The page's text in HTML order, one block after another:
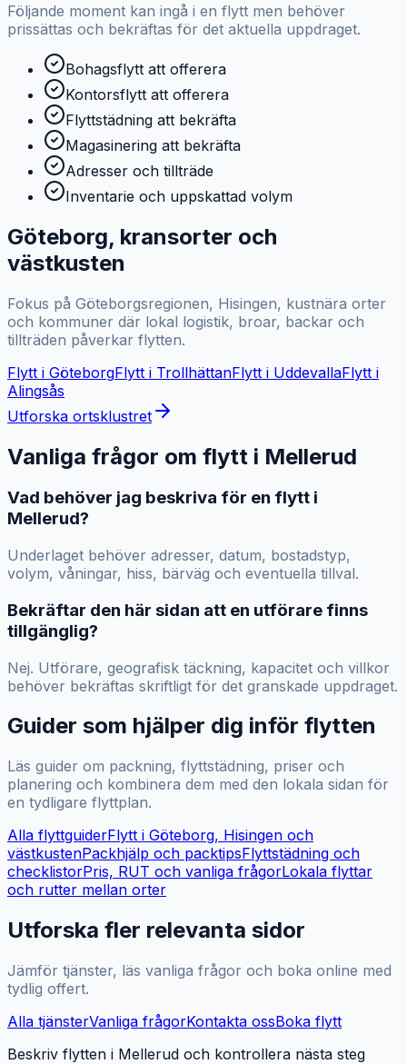
Följande moment kan ingå i en flytt men behöver
prissättas och bekräftas för det aktuella uppdraget.
Bohagsflytt att offerera
Kontorsflytt att offerera
Flyttstädning att bekräfta
Magasinering att bekräfta
Adresser och tillträde
Inventarie och uppskattad volym
Göteborg, kransorter och
västkusten
Fokus på Göteborgsregionen, Hisingen, kustnära orter
och kommuner där lokal logistik, broar, backar och
tillträden påverkar flytten.
Flytt i GöteborgFlytt i TrollhättanFlytt i UddevallaFlytt i
Alingsås
Utforska ortsklustret
Vanliga frågor om flytt i Mellerud
Vad behöver jag beskriva för en flytt i
Mellerud?
Underlaget behöver adresser, datum, bostadstyp,
volym, våningar, hiss, bärväg och eventuella tillval.
Bekräftar den här sidan att en utförare finns
tillgänglig?
Nej. Utförare, geografisk täckning, kapacitet och villkor
behöver bekräftas skriftligt för det granskade uppdraget.
Guider som hjälper dig inför flytten
Läs guider om packning, flyttstädning, priser och
planering och kombinera dem med den lokala sidan för
en tydligare flyttplan.
Alla flyttguiderFlytt i Göteborg, Hisingen och
västkustenPackhjälp och packtipsFlyttstädning och
checklistorPris, RUT och vanliga frågorLokala flyttar
och rutter mellan orter
Utforska fler relevanta sidor
Jämför tjänster, läs vanliga frågor och boka online med
tydlig offert.
Alla tjänsterVanliga frågorKontakta ossBoka flytt
Beskriv flytten i Mellerud och kontrollera nästa steg